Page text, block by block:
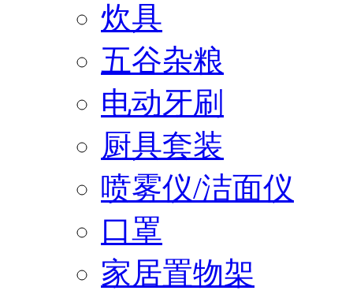
炊具
五谷杂粮
电动牙刷
厨具套装
喷雾仪/洁面仪
口罩
家居置物架